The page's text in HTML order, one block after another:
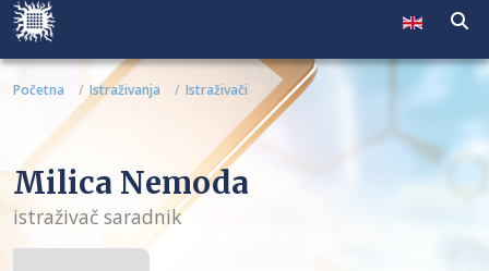
Početna Istraživanja Istraživači
Milica Nemoda
istraživač saradnik